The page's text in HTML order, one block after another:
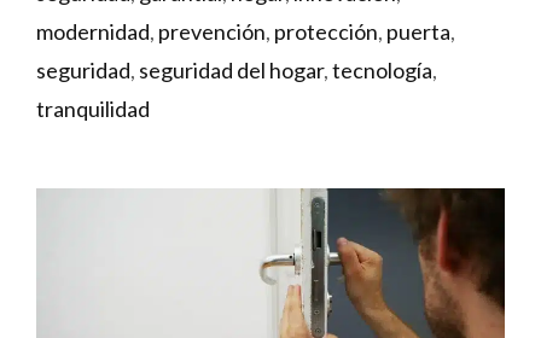
modernidad, prevención, protección, puerta,
seguridad, seguridad del hogar,tecnología,
tranquilidad